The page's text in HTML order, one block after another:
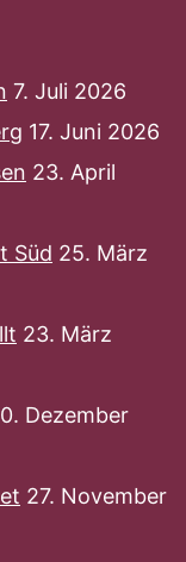
7. Juli 2026
17. Juni 2026
23. April
Süd 25. März
23. März
Dezember
27. November